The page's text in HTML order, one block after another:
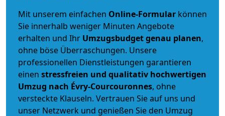
Mit unserem einfachen Online-Formular können
Sie innerhalb weniger Minuten Angebote
erhalten und Ihr Umzugsbudgetgenau planen,
ohne böse Überraschungen. Unsere
professionellen Dienstleistungen garantieren
einen stressfreien und qualitativ hochwertigen
Umzug nach Évry-Courcouronnes, ohne
versteckte Klauseln. Vertrauen Sie auf uns und
unser Netzwerk und genießen Sie den Umzug